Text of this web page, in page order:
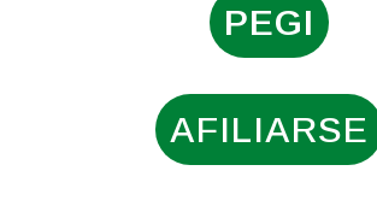
PEGI
AFILIARSE